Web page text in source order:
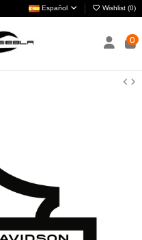
Español Wishlist (0)
0